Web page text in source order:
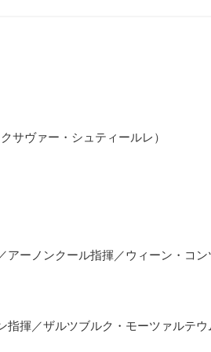
サヴァー・シュティールレ）
ーノンクール指揮／ウィーン・コン
揮／ザルツブルク・モーツァルテウ